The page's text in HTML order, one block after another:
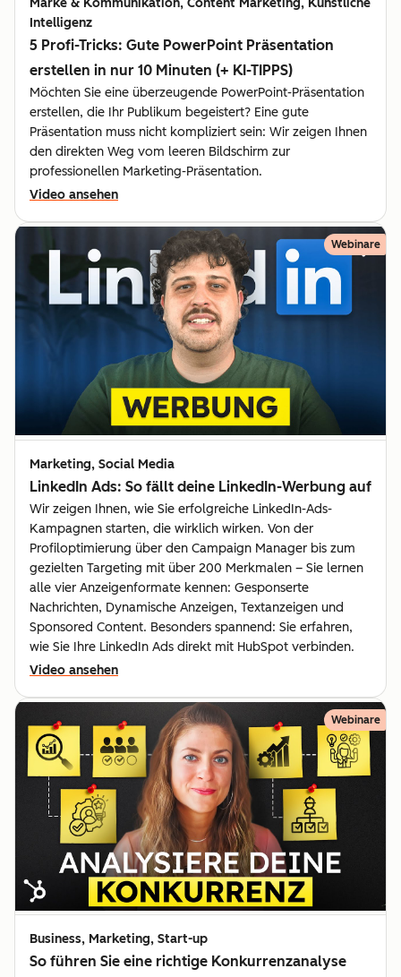
Intelligenz
5 Profi-Tricks: Gute PowerPoint Präsentation
erstellen in nur 10 Minuten (+ KI-TIPPS)
Möchten Sie eine überzeugende PowerPoint-Präsentation
erstellen, die Ihr Publikum begeistert? Eine gute
Präsentation muss nicht kompliziert sein: Wir zeigen Ihnen
den direkten Weg vom leeren Bildschirm zur
professionellen Marketing-Präsentation.
Video ansehen
Webinare
Marketing, Social Media
LinkedIn Ads: So fällt deine LinkedIn-Werbung auf
Wir zeigen Ihnen, wie Sie erfolgreiche LinkedIn-Ads-
Kampagnen starten, die wirklich wirken. Von der
Profiloptimierung über den Campaign Manager bis zum
gezielten Targeting mit über 200 Merkmalen – Sie lernen
alle vier Anzeigenformate kennen: Gesponserte
Nachrichten, Dynamische Anzeigen, Textanzeigen und
Sponsored Content. Besonders spannend: Sie erfahren,
wie Sie Ihre LinkedIn Ads direkt mit HubSpot verbinden.
Video ansehen
Webinare
Business, Marketing, Start-up
So führen Sie eine richtige Konkurrenzanalyse